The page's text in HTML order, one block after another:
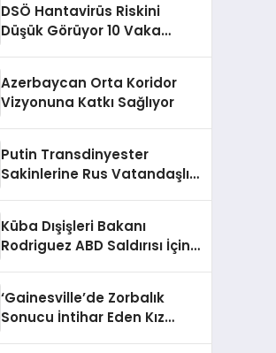
DSÖ Hantavirüs Riskini
Düşük Görüyor 10 Vaka
Azerbaycan Orta Koridor
Vizyonuna Katkı Sağlıyor
Putin Transdinyester
Sakinlerine Rus Vatandaşlığı
Küba Dışişleri Bakanı
Rodriguez ABD Saldırısı İçin
‘Gainesville’de Zorbalık
Sonucu İntihar Eden Kız